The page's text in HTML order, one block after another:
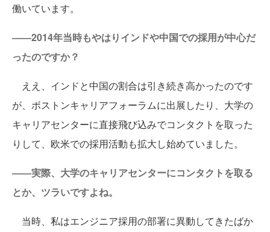
働いています。
――2014年当時もやはりインドや中国での採用が中心だ
ったのですか？
ええ、インドと中国の割合は引き続き高かったのです
が、ボストンキャリアフォーラムに出展したり、大学の
キャリアセンターに直接飛び込みでコンタクトを取った
りして、欧米での採用活動も拡大し始めていました。
――実際、大学のキャリアセンターにコンタクトを取る
とか、ツラいですよね。
当時、私はエンジニア採用の部署に異動してきたばか